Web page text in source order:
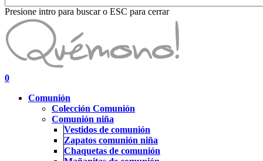
Presione intro para buscar o ESC para cerrar
Close
Search
search
account
0
Comunión
Colección Comunión
Comunión niña
Vestidos de comunión
Zapatos comunión niña
Chaquetas de comunión